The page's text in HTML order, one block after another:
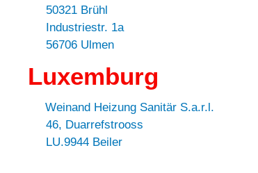
50321 Brühl
Industriestr. 1a
56706 Ulmen
Luxemburg
Weinand Heizung Sanitär S.a.r.l.
46, Duarrefstrooss
LU.9944 Beiler